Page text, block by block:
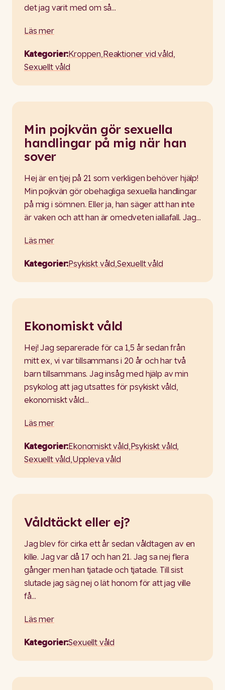
det jag varit med om så…
Läs mer
Kategorier:Kroppen,Reaktioner vid våld,
Sexuellt våld
Min pojkvän gör sexuella
handlingar på mig när han
sover
Hej är en tjej på 21 som verkligen behöver hjälp!
Min pojkvän gör obehagliga sexuella handlingar
på mig i sömnen. Eller ja, han säger att han inte
är vaken och att han är omedveten iallafall. Jag…
Läs mer
Kategorier:Psykiskt våld,Sexuellt våld
Ekonomiskt våld
Hej! Jag separerade för ca 1,5 år sedan från
mitt ex, vi var tillsammans i 20 år och har två
barn tillsammans. Jag insåg med hjälp av min
psykolog att jag utsattes för psykiskt våld,
ekonomiskt våld…
Läs mer
Kategorier:Ekonomiskt våld,Psykiskt våld,
Sexuellt våld,Uppleva våld
Våldtäckt eller ej?
Jag blev för cirka ett år sedan våldtagen av en
kille. Jag var då 17 och han 21. Jag sa nej flera
gånger men han tjatade och tjatade. Till sist
slutade jag säg nej o lät honom för att jag ville
få…
Läs mer
Kategorier:Sexuellt våld